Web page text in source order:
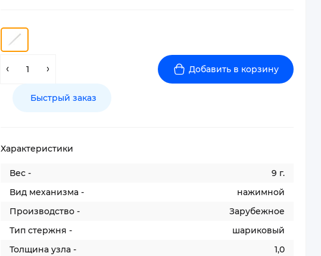
Добавить в корзину
Быстрый заказ
Характеристики
Вес -
9 г.
Вид механизма -
нажимной
Производство -
Зарубежное
Тип стержня -
шариковый
Толщина узла -
1,0